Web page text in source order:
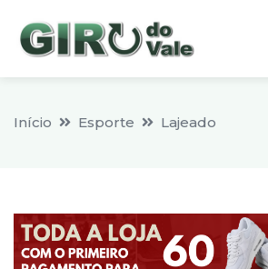
Início Esporte Lajeado